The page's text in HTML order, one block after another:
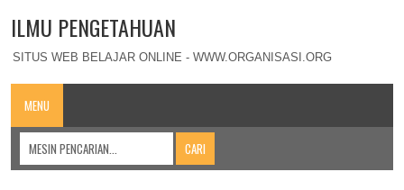
ILMU PENGETAHUAN
SITUS WEB BELAJAR ONLINE - WWW.ORGANISASI.ORG
MENU